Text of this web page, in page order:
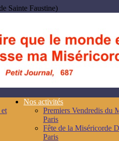
Sainte Faustine)
Nos activités
Premiers Vendredis du
Paris
Fête de la Miséricorde
Paris